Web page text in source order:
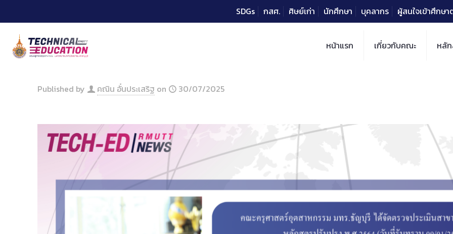
Content
SDGs กสศ. ศิษย์เก่า นักศึกษา บุคลากร ผู้สนใจเข้าศึกษ
หน้าแรก เกี่ยวกับคณะ หลั
Published by คณิน อั๋นประเสริฐ on 30/07/2025